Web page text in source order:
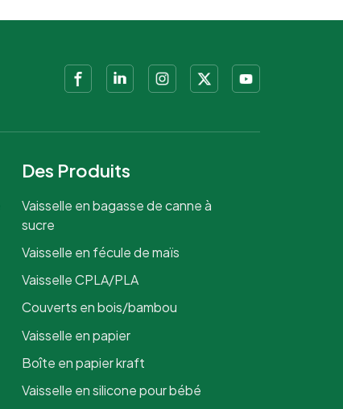
Des Produits
Vaisselle en bagasse de canne à
sucre
Vaisselle en fécule de maïs
Vaisselle CPLA/PLA
Couverts en bois/bambou
Vaisselle en papier
Boîte en papier kraft
Vaisselle en silicone pour bébé